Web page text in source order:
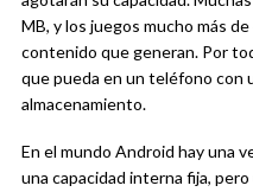
MB, y los juegos mucho más
contenido que generan. Por
que pueda en un teléfono con
almacenamiento.
En el mundo Android hay una
una capacidad interna fija,